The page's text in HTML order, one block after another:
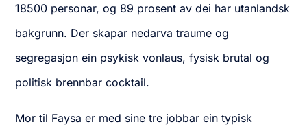
18500 personar, og 89 prosent av dei har utanlandsk
bakgrunn. Der skapar nedarva traume og
segregasjon ein psykisk vonlaus, fysisk brutal og
politisk brennbar cocktail.
Mor til Faysa er med sine tre jobbar ein typisk